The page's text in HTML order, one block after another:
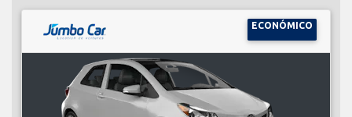
ECONÓMICO